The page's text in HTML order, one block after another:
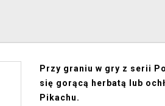
Przy graniu w gry z serii
się gorącą herbatą lub
Pikachu.